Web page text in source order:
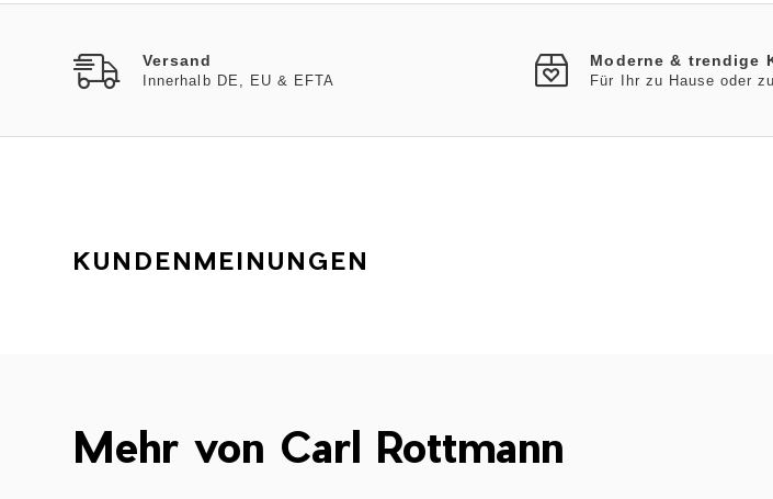
Versand
Innerhalb DE, EU & EFTA
Moderne & trendige
Für Ihr zu Hause oder
KUNDENMEINUNGEN
Mehr von Carl Rottmann